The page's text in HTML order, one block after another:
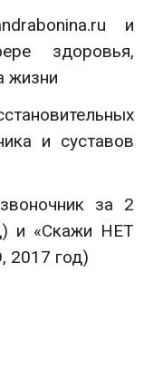
и
здоровья,
жизни
и суставов
за 2
и «Скажи НЕТ
2017 год)